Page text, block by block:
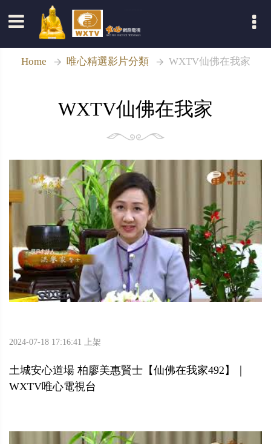
Home 唯心精選影片分類 WXTV仙佛在我家
WXTV仙佛在我家
2024-07-18 17:16:41 上架
土城安心道場 柏廖美惠賢士【仙佛在我家492】｜
WXTV唯心電視台